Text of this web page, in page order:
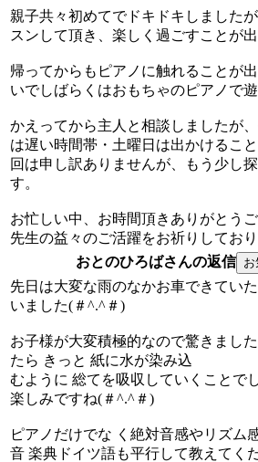
親子共々初めてでドキドキしました
スンして頂き、楽しく過ごすことが出
帰ってからもピアノに触れることが
いでしばらくはおもちゃのピアノで遊
かえってから主人と相談しましたが
は遅い時間帯・土曜日は出かけるこ
回は申し訳ありませんが、もう少し
す。
お忙しい中、お時間頂きありがとうご
先生の益々のご活躍をお祈りしており
おとのひろばさんの返信
先日は大変な雨のなかお車できてい
いました(＃^.^＃)
お子様が大変積極的なので驚きまし
たら きっと 紙に水が染み込
むように 総てを吸収していくことで
楽しみですね(＃^.^＃)
ピアノだけでな く絶対音感やリズム
音 楽典ドイツ語も平行して教えてく